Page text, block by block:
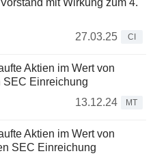
mit Wirkung zum 4.
27.03.25
CI
Aktien im Wert von
SEC Einreichung
13.12.24
MT
Aktien im Wert von
SEC Einreichung